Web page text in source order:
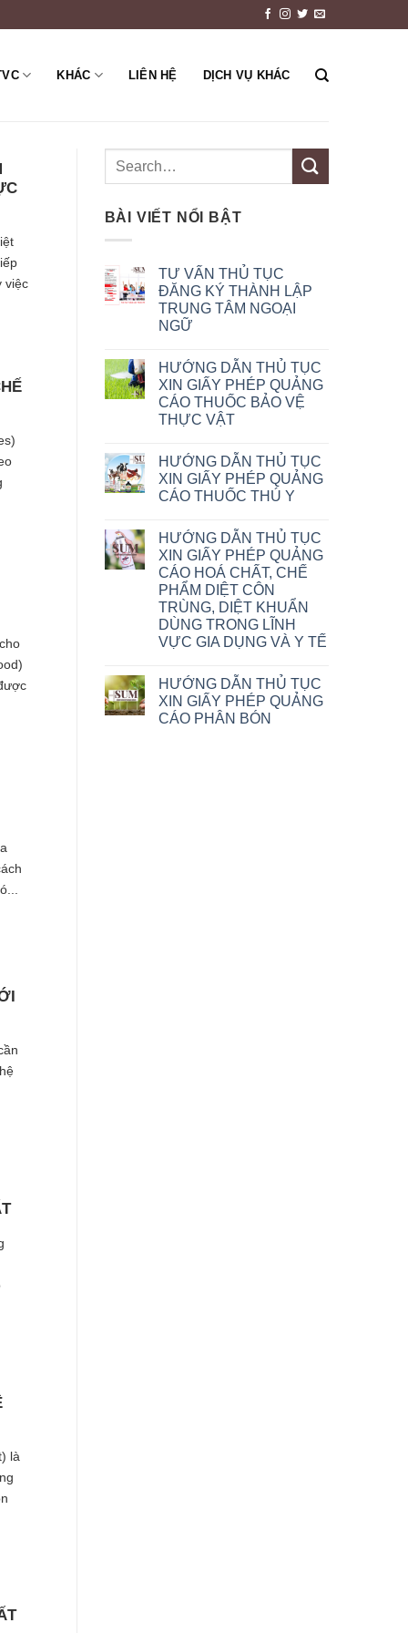
KHÁC LIÊN HỆ DỊCH VỤ KHÁC
việc
là
BÀI VIẾT NỔI BẬT
TƯ VẤN THỦ TỤC
ĐĂNG KÝ THÀNH LẬP
TRUNG TÂM NGOẠI
NGỮ
HƯỚNG DẪN THỦ TỤC
XIN GIẤY PHÉP QUẢNG
CÁO THUỐC BẢO VỆ
THỰC VẬT
HƯỚNG DẪN THỦ TỤC
XIN GIẤY PHÉP QUẢNG
CÁO THUỐC THÚ Y
HƯỚNG DẪN THỦ TỤC
XIN GIẤY PHÉP QUẢNG
CÁO HOÁ CHẤT, CHẾ
PHẨM DIỆT CÔN
TRÙNG, DIỆT KHUẨN
DÙNG TRONG LĨNH
VỰC GIA DỤNG VÀ Y TẾ
HƯỚNG DẪN THỦ TỤC
XIN GIẤY PHÉP QUẢNG
CÁO PHÂN BÓN